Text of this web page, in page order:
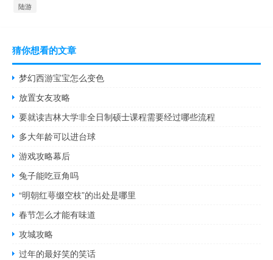
陆游
猜你想看的文章
梦幻西游宝宝怎么变色
放置女友攻略
要就读吉林大学非全日制硕士课程需要经过哪些流程
多大年龄可以进台球
游戏攻略幕后
兔子能吃豆角吗
“明朝红萼缀空枝”的出处是哪里
春节怎么才能有味道
攻城攻略
过年的最好笑的笑话